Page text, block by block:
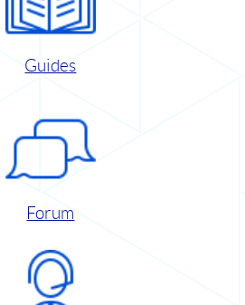
Guides
Forum